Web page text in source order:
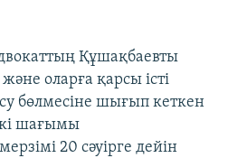
Құшақбаевты
оларға қарсы істі
бөлмесіне шығып кеткен
шағымы
20 сәуірге дейін